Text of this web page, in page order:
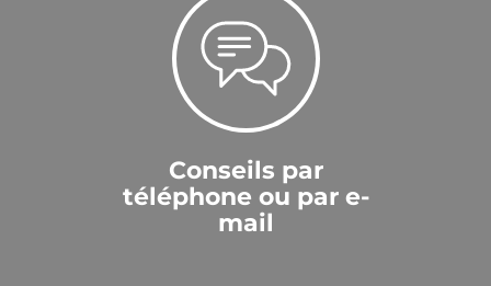
Conseils par
téléphone ou par e-
mail